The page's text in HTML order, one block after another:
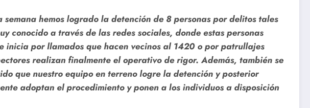
hemos logrado la detención de 8 personas por delitos tales
conocido a través de las redes sociales, donde estas personas
por llamados que hacen vecinos al 1420 o por patrullajes
realizan finalmente el operativo de rigor. Además, también se
que nuestro equipo en terreno logre la detención y posterior
adoptan el procedimiento y ponen a los individuos a disposición